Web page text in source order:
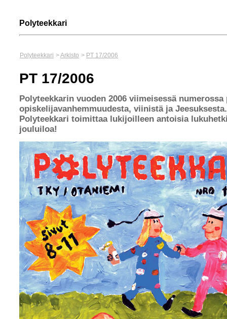
Polyteekkari
Polyteekkari >Arkisto > PT 17/2006
PT 17/2006
Polyteekkarin vuoden 2006 viimeisessä numerossa
opiskelijavanhemmuudesta, viinistä ja Jeesuksesta.
Polyteekkari toimittaa lukijoilleen antoisia
jouluiloa!